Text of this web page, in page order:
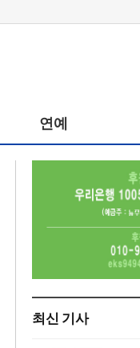
연예
최신 기사